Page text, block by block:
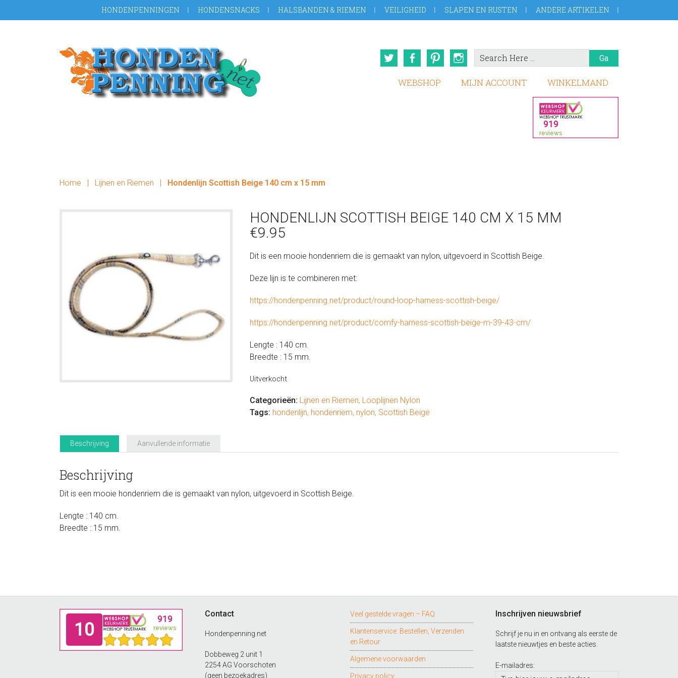
naar
naar
HONDENPENNINGEN HONDENSNACKS HALSBANDEN & RIEMEN VEILIGHEID SLAPEN EN RUSTEN ANDERE ARTIKELEN
Search
Here
TwitterFacebookPinterestInstagram
WEBSHOP MIJN ACCOUNT WINKELMAND
Home | Lijnen en Riemen | Hondenlijn Scottish Beige 140 cm x 15 mm
HONDENLIJN SCOTTISH BEIGE 140 CM X 15 MM
€9.95
Dit is een mooie hondenriem die is gemaakt van nylon, uitgevoerd in Scottish Beige.
Deze lijn is te combineren met:
https://hondenpenning.net/product/round-loop-harness-scottish-beige/
https://hondenpenning.net/product/comfy-harness-scottish-beige-m-39-43-cm/
Lengte : 140 cm.
Breedte : 15 mm.
Uitverkocht
Categorieën: Lijnen en Riemen, Looplijnen Nylon
Tags: hondenlijn, hondenriem, nylon, Scottish Beige
Beschrijving Aanvullende informatie
Beschrijving
Dit is een mooie hondenriem die is gemaakt van nylon, uitgevoerd in Scottish Beige.
Lengte : 140 cm.
Breedte : 15 mm.
Contact
Hondenpenning.net
Dobbeweg 2 unit 1
2254 AG Voorschoten
(geen bezoekadres)
Veel gestelde vragen – FAQ
Klantenservice: Bestellen, Verzenden
en Retour
Algemene voorwaarden
Privacy policy
Inschrijven nieuwsbrief
Schrijf je nu in en ontvang als eerste de
laatste nieuwtjes en beste acties.
E-mailadres: